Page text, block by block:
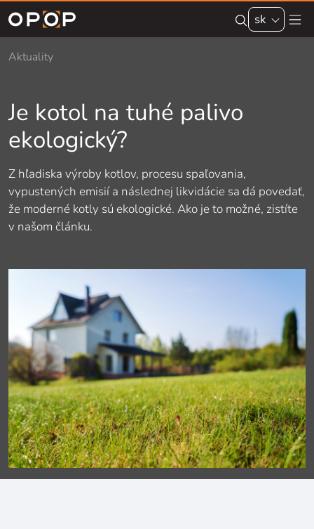
Skip to main content
sk
Aktuality
Je kotol na tuhé palivo
ekologický?
Z hľadiska výroby kotlov, procesu spaľovania,
vypustených emisií a následnej likvidácie sa dá povedať,
že moderné kotly sú ekologické. Ako je to možné, zistíte
v našom článku.